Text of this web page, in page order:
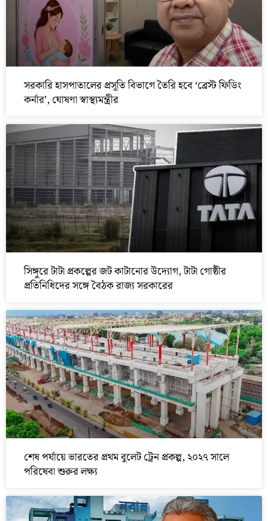
সরকারি হাসপাতালের প্রসূতি বিভাগে তৈরি হবে ‘ব্রেস্ট ফিডিং
কর্নার’, ঘোষণা স্বাস্থ্যমন্ত্রীর
সিঙ্গুরে টাটা প্রকল্পের জট কাটানোর উদ্যোগ, টাটা গোষ্ঠীর
প্রতিনিধিদের সঙ্গে বৈঠক রাজ্য সরকারের
শেষ পর্যায়ে ভারতের প্রথম বুলেট ট্রেন প্রকল্প, ২০২৭ সালে
পরিষেবা শুরুর লক্ষ্য